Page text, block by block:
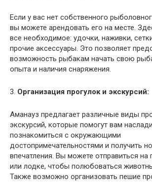
Если у вас нет собственного
вы можете арендовать его на месте.
все необходимое: удочки, наживки,
прочие аксессуары. Это позволяет
возможность рыбакам начать свою
опыта и наличия снаряжения.
3. Организация прогулок и экскурсий:
Аманауз предлагает различные виды
экскурсий, которые помогут вам
познакомиться с окружающими
достопримечательностями и получить
впечатления. Вы можете отправиться на
или лодке, чтобы полюбоваться
Также возможно организовать пешие